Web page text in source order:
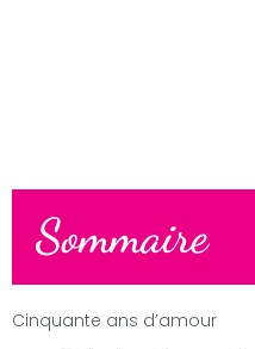
Sommaire
Cinquante ans d’amour